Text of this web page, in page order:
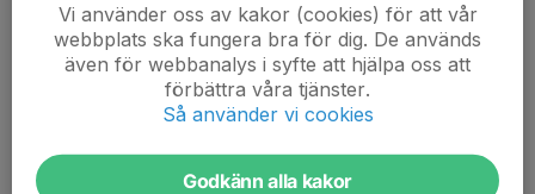
Vi använder oss av kakor (cookies) för att vår
webbplats ska fungera bra för dig. De används
även för webbanalys i syfte att hjälpa oss att
förbättra våra tjänster.
Så använder vi cookies
Godkänn alla kakor